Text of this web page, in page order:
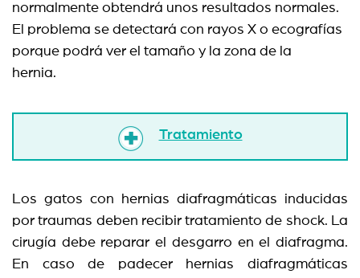
normalmente obtendrá unos resultados normales.
El problema se detectará con rayos X o ecografías
porque podrá ver el tamaño y la zona de la
hernia.
Tratamiento
Los gatos con hernias diafragmáticas inducidas
por traumas deben recibir tratamiento de shock. La
cirugía debe reparar el desgarro en el diafragma.
En caso de padecer hernias diafragmáticas